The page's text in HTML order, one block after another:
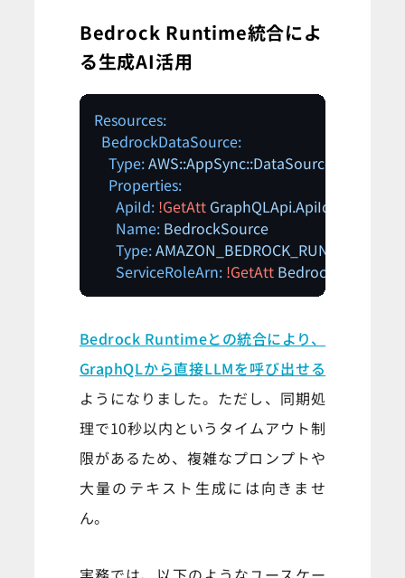
Bedrock Runtime統合によ
る生成AI活用
Resources:
BedrockDataSource:
Type:AWS::AppSync::DataSource
Properties:
ApiId: !GetAtt GraphQLApi.ApiId
Name: BedrockSource
Type:AMAZON_BEDROCK_RUNTIME
ServiceRoleArn: !GetAtt BedrockRole.Arn
Bedrock Runtimeとの統合により、
GraphQLから直接LLMを呼び出せる
ようになりました。ただし、同期処
理で10秒以内というタイムアウト制
限があるため、複雑なプロンプトや
大量のテキスト生成には向きませ
ん。